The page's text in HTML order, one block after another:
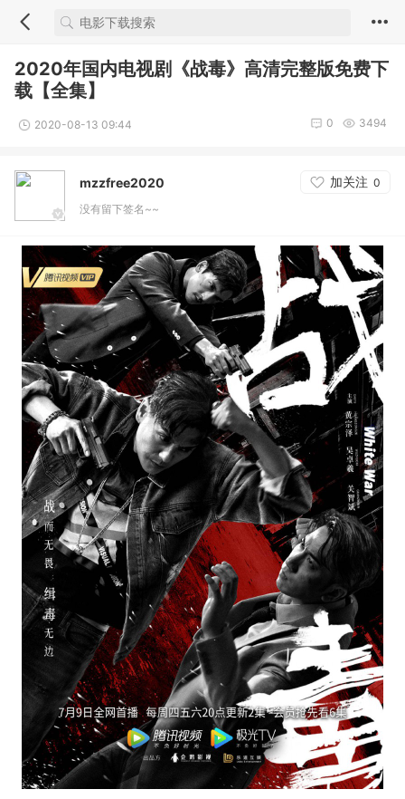
2020年国内电视剧《战毒》高清完整版免费下
载【全集】
2020-08-13 09:44 3494
0
mzzfree2020 加关注 0
没有留下签名~~